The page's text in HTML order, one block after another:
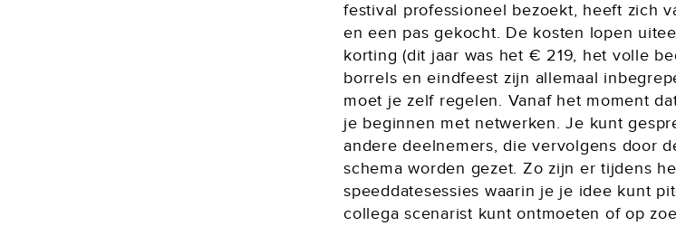
festival professioneel bezoekt, heeft zich
en een pas gekocht. De kosten lopen
korting (dit jaar was het € 219, het volle
borrels en eindfeest zijn allemaal
moet je zelf regelen. Vanaf het moment
je beginnen met netwerken. Je kunt
andere deelnemers, die vervolgens door
schema worden gezet. Zo zijn er tijdens
speeddatesessies waarin je je idee kunt
collega scenarist kunt ontmoeten of op